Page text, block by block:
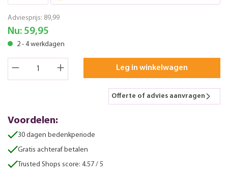
Adviesprijs: 89,99
Nu: 59,95
2 - 4 werkdagen
Leg in winkelwagen
Offerte of advies aanvragen
Voordelen:
30 dagen bedenkperiode
Gratis achteraf betalen
Trusted Shops score: 4.57 / 5